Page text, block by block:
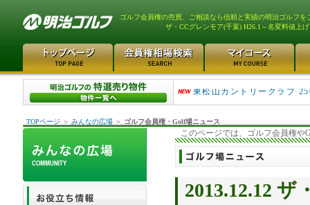
ゴルフ会員権の売買、ご相談なら信頼と実績の明治ゴルフを
ザ・CCグレンモア(千葉) H26.1～名変料値上げ
平塚富士見カントリーク
東松山カントリークラブ
TOPページ ＞ みんなの広場 ＞ ゴルフ会員権・Golf場ニュース
このページでは、ゴルフ会員権や
2013.12.12